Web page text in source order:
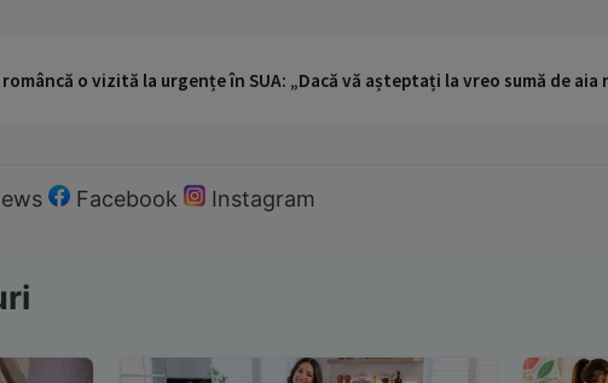
o vizită la urgențe în SUA: „Dacă vă așteptați la vreo sumă de aia
Facebook Instagram